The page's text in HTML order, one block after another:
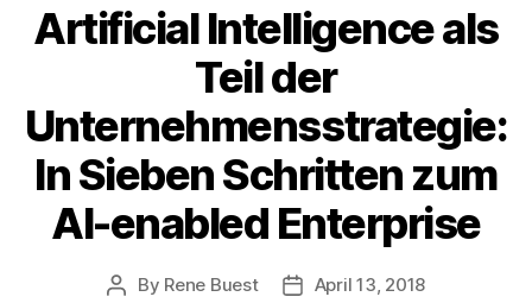
Artificial Intelligence als
Teil der
Unternehmensstrategie:
In Sieben Schritten zum
AI-enabled Enterprise
Post
By Rene Buest
PostApril 13, 2018